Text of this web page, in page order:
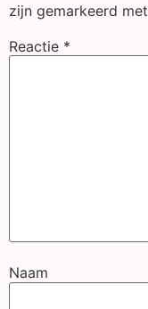
zijn gemarkeerd met
Reactie *
Naam